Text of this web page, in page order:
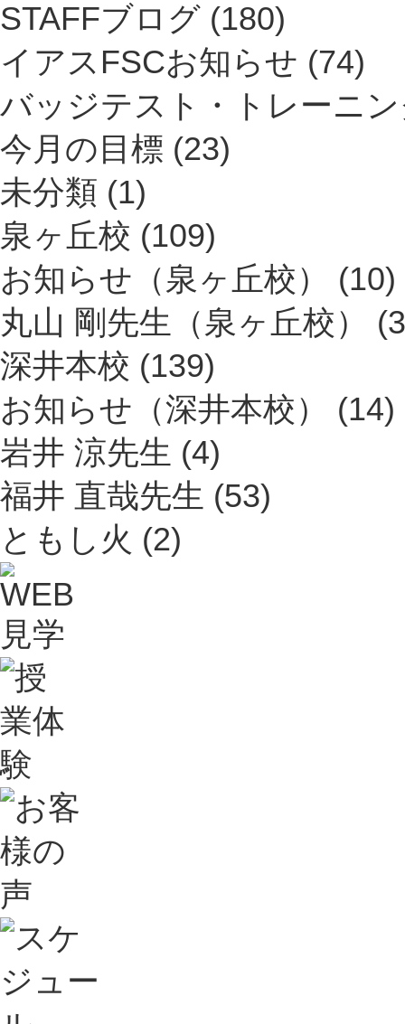
STAFFブログ (180)
イアスFSCお知らせ (74)
バッジテスト・トレーニ
今月の目標 (23)
未分類 (1)
泉ヶ丘校 (109)
お知らせ（泉ヶ丘校）
(10)
丸山 剛先生（泉ヶ丘校）
深井本校 (139)
お知らせ（深井本校）
(14)
岩井 涼先生 (4)
福井 直哉先生 (53)
ともし火 (2)